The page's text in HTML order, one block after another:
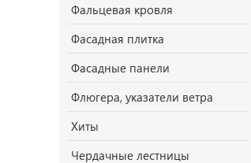
Фальцевая кровля
Фасадная плитка
Фасадные панели
Флюгера, указатели ветра
Хиты
Чердачные лестницы